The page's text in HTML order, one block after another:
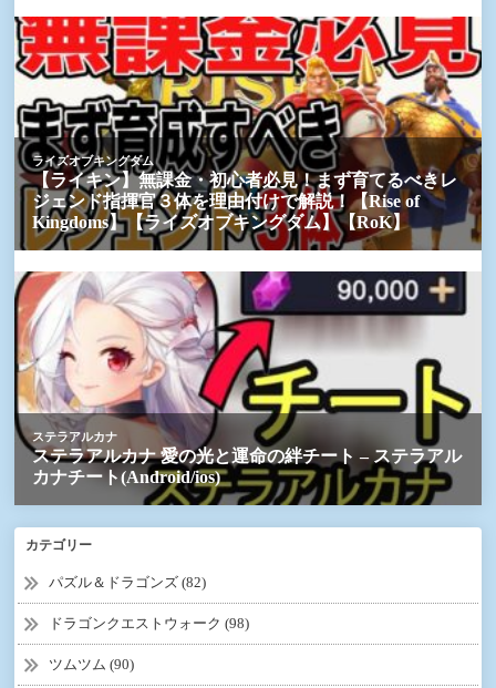
カテゴリー
パズル＆ドラゴンズ (82)
ドラゴンクエストウォーク (98)
ツムツム (90)